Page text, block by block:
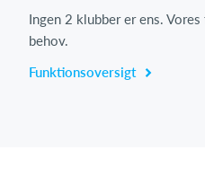
Ingen 2 klubber er ens.
behov.
Funktionsoversigt